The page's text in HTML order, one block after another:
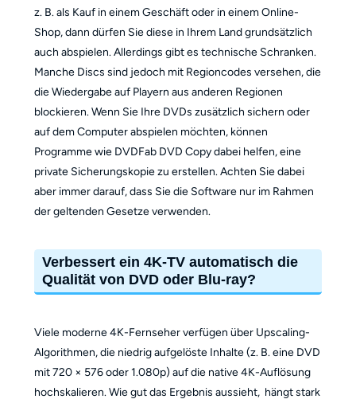
z. B. als Kauf in einem Geschäft oder in einem Online-
Shop, dann dürfen Sie diese in Ihrem Land grundsätzlich
auch abspielen. Allerdings gibt es technische Schranken.
Manche Discs sind jedoch mit Regioncodes versehen, die
die Wiedergabe auf Playern aus anderen Regionen
blockieren. Wenn Sie Ihre DVDs zusätzlich sichern oder
auf dem Computer abspielen möchten, können
Programme wie DVDFab DVD Copy dabei helfen, eine
private Sicherungskopie zu erstellen. Achten Sie dabei
aber immer darauf, dass Sie die Software nur im Rahmen
der geltenden Gesetze verwenden.
Verbessert ein 4K-TV automatisch die
Qualität von DVD oder Blu-ray?
Viele moderne 4K-Fernseher verfügen über Upscaling-
Algorithmen, die niedrig aufgelöste Inhalte (z. B. eine DVD
mit 720 × 576 oder 1.080p) auf die native 4K-Auflösung
hochskalieren. Wie gut das Ergebnis aussieht, hängt stark